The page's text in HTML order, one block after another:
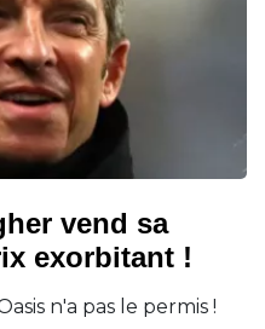
vend sa
exorbitant !
n'a pas le permis !